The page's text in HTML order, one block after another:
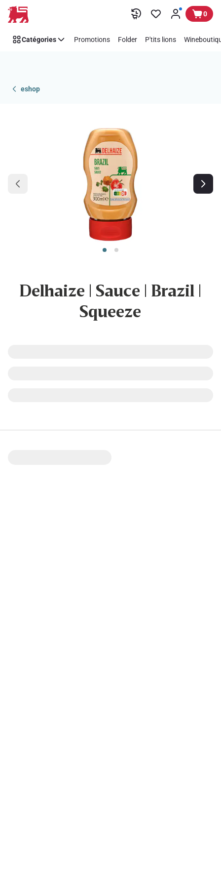
Passer 0
Catégories Promotions Folder P'tits lions
eshop
Delhaize | Sauce | Brazil |
Squeeze